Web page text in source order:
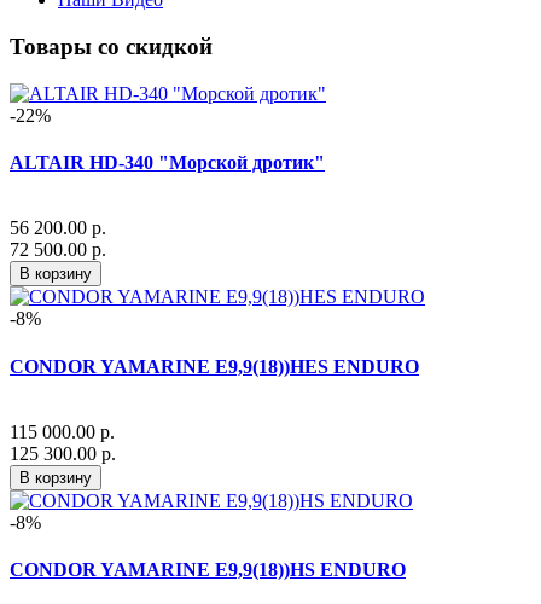
Товары со скидкой
-22%
ALTAIR HD-340 "Морской дротик"
56 200.00 р.
72 500.00 р.
В корзину
-8%
CONDOR YAMARINE E9,9(18))HES ENDURO
115 000.00 р.
125 300.00 р.
В корзину
-8%
CONDOR YAMARINE E9,9(18))HS ENDURO